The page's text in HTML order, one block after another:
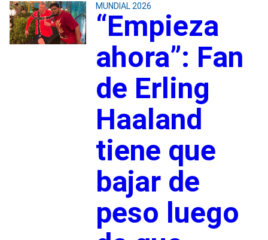
MUNDIAL 2026
“Empieza
ahora”: Fan
de Erling
Haaland
tiene que
bajar de
peso luego